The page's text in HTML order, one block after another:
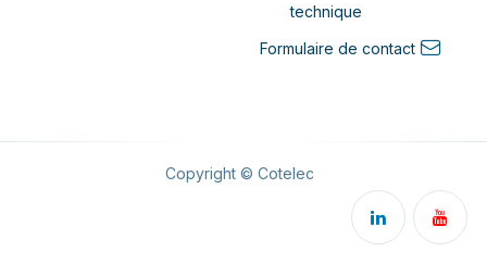
technique
Formulaire de contact
Copyright © Cotelec